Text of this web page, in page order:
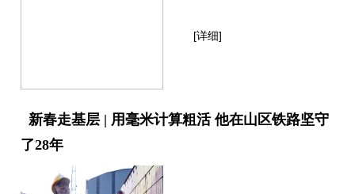
[详细]
新春走基层 | 用毫米计算粗活 他在山区铁路坚守
了28年